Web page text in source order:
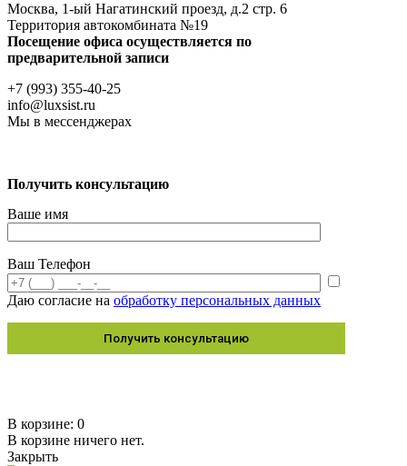
Москва, 1-ый Нагатинский проезд, д.2 стр. 6
Территория автокомбината №19
Посещение офиса осуществляется по
предварительной записи
+7 (993) 355-40-25
info@luxsist.ru
Мы в мессенджерах
Получить консультацию
Ваше имя
Ваш Телефон
Даю согласие на обработку персональных данных
В корзине: 0
В корзине ничего нет.
Закрыть